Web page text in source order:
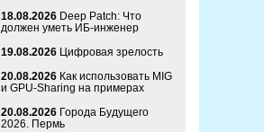
18.08.2026 Deep Patch: Что
должен уметь ИБ-инженер
19.08.2026 Цифровая зрелость
20.08.2026 Как использовать MIG
и GPU-Sharing на примерах
20.08.2026 Города Будущего
2026. Пермь